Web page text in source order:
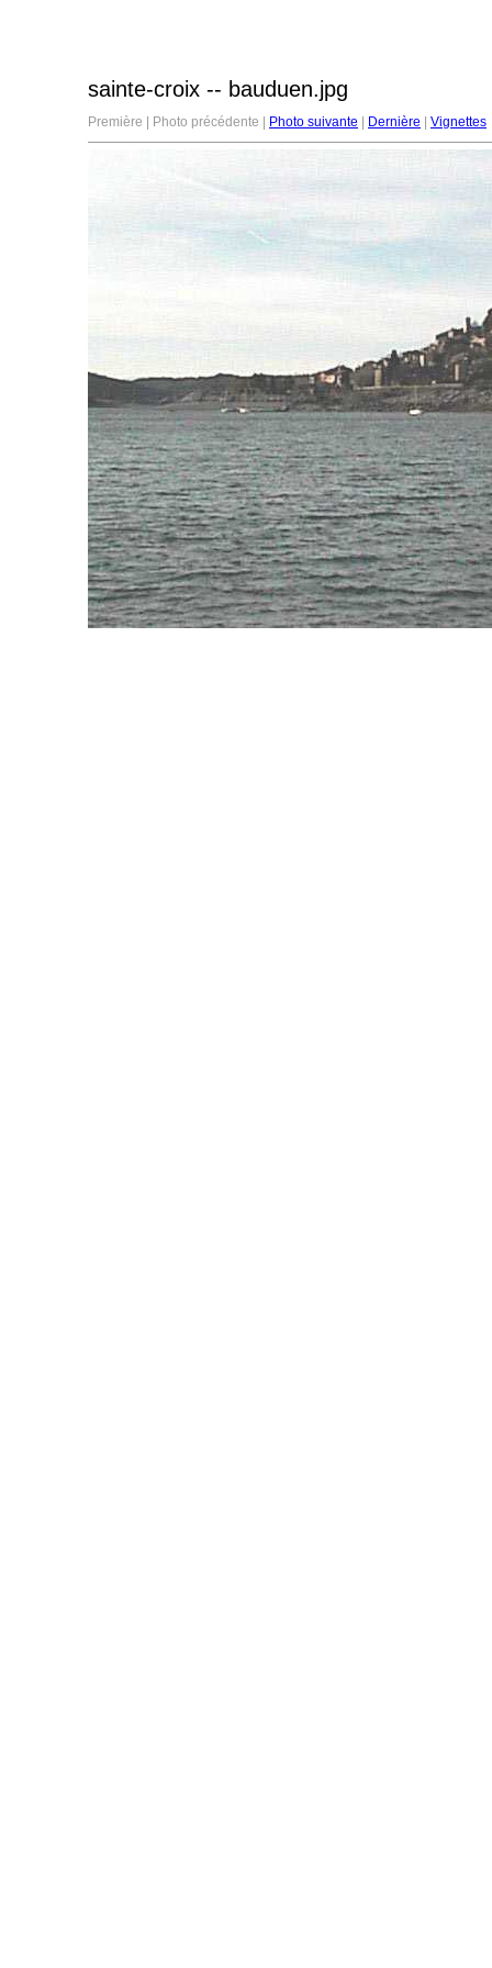
sainte-croix -- bauduen.jpg
Première | Photo précédente | Photo suivante Dernière Vignettes